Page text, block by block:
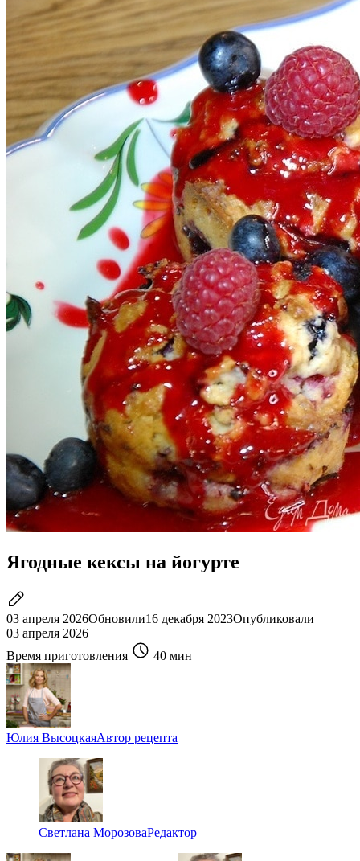
Ягодные кексы на йогурте
03 апреля 2026Обновили16 декабря 2023Опубликовали
03 апреля 2026
Время приготовления
40 мин
Юлия ВысоцкаяАвтор рецепта
Светлана МорозоваРедактор